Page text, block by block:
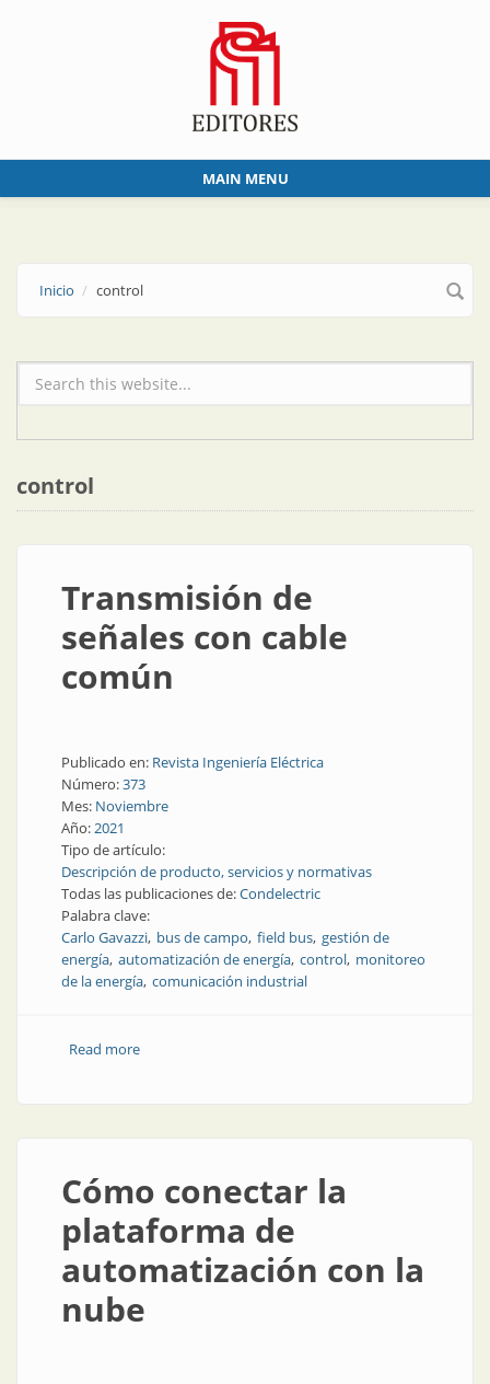
MAIN MENU
Inicio control
Formulario de búsqueda
control
Transmisión de
señales con cable
común
Publicado en: Revista Ingeniería Eléctrica
Número:373
Mes: Noviembre
Año:2021
Tipo de artículo:
Descripción de producto, servicios y normativas
Todas las publicaciones de:Condelectric
Palabra clave:
Carlo Gavazzi bus de campo field bus gestión de
energía automatización de energía control monitoreo
de la energía comunicación industrial
Read moreabout Transmisión de señales con cable común
Cómo conectar la
plataforma de
automatización con la
nube